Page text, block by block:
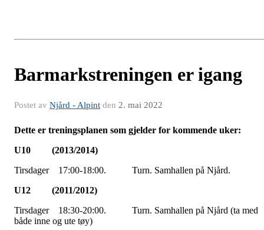
Barmarkstreningen er igang
Postet av Njård - Alpint den 2. mai 2022
Dette er treningsplanen som gjelder for kommende uker:
U10 (2013/2014)
Tirsdager 17:00-18:00. Turn. Samhallen på Njård.
U12 (2011/2012)
Tirsdager 18:30-20:00. Turn. Samhallen på Njård (ta med
både inne og ute tøy)